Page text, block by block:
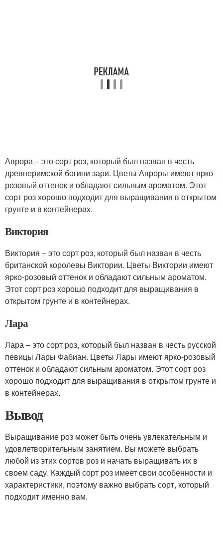
Аврора – это сорт роз, который был назван в честь
древнеримской богини зари. Цветы Авроры имеют ярко-
розовый оттенок и обладают сильным ароматом. Этот
сорт роз хорошо подходит для выращивания в открытом
грунте и в контейнерах.
Виктория
Виктория – это сорт роз, который был назван в честь
британской королевы Виктории. Цветы Виктории имеют
ярко-розовый оттенок и обладают сильным ароматом.
Этот сорт роз хорошо подходит для выращивания в
открытом грунте и в контейнерах.
Лара
Лара – это сорт роз, который был назван в честь русской
певицы Лары Фабиан. Цветы Лары имеют ярко-розовый
оттенок и обладают сильным ароматом. Этот сорт роз
хорошо подходит для выращивания в открытом грунте и
в контейнерах.
Вывод
Выращивание роз может быть очень увлекательным и
удовлетворительным занятием. Вы можете выбрать
любой из этих сортов роз и начать выращивать их в
своем саду. Каждый сорт роз имеет свои особенности и
характеристики, поэтому важно выбрать сорт, который
подходит именно вам.